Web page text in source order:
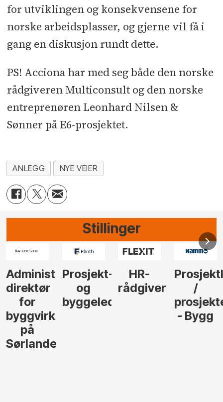
for utviklingen og konsekvensene for
norske arbeidsplasser, og gjerne vil få i
gang en diskusjon rundt dette.
PS! Acciona har med seg både den norske
rådgiveren Multiconsult og den norske
entreprenøren Leonhard Nilsen &
Sønner på E6-prosjektet.
ANLEGG NYE VEIER
Stillinger
Administrerende
direktør
for
byggvirksomhet
på
Sørlandet
Prosjekt-
og
byggeleder
HR-
rådgiver
/
- Bygg